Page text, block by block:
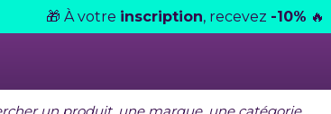
🎁 À votre inscription, recevez -10% 🔥